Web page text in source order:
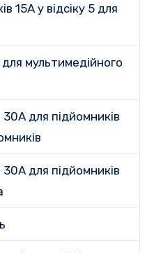
15A у відсіку 5 для
мультимедійного
для підйомників
для підйомників